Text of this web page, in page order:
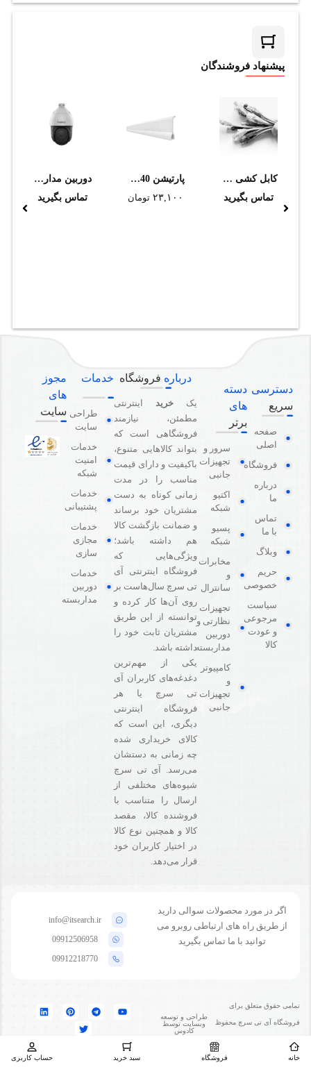
پیشنهاد فروشندگان
کابل کشی شبکه در شرایط نرمال محیطی بدون ارتفاع
تماس بگیرید
پارتيشن P40 دانوب
۲۳,۱۰۰ تومان
دوربین مداربسته تحت شبکه تیاندی مدل TC-H324S 23X/I/E/V3.0
تماس بگیرید
دسترسی
سریع
صفحه
اصلی
فروشگاه
درباره
ما
تماس
با ما
وبلاگ
حریم
خصوصی
سیاست
مرجوعی
و عودت
کالا
دسته
های
برتر
سرور و
تجهیزات
جانبی
اکتیو
شبکه
پسیو
شبکه
مخابرات
و
سانترال
تجهیزات
نظارتی و
دوربین
مداربسته
کامپیوتر
و
تجهیزات
جانبی
درباره فروشگاه
یک خریداینترنتی
مطمئن، نیازمند
فروشگاهی است که
بتواند کالاهایی متنوع،
باکیفیت و دارای قیمت
مناسب را در مدت
زمانی کوتاه به دست
مشتریان خود برساند
و ضمانت بازگشت کالا
هم داشته باشد؛
ویژگی‌هایی که
فروشگاه اینترنتی آی
تی سرچ سال‌هاست بر
روی آن‌ها کار کرده و
توانسته از این طریق
مشتریان ثابت خود را
داشته باشد.
یکی از مهم‌ترین
دغدغه‌های کاربران آی
تی سرچ یا هر
فروشگاه‌ اینترنتی
دیگری، این است که
کالای خریداری شده
چه زمانی به دستشان
می‌رسد. آی تی سرچ
شیوه‌های مختلفی از
ارسال را متناسب با
فروشنده کالا،‌ مقصد
کالا و همچنین نوع کالا
در اختیار کاربران خود
قرار می‌دهد.
خدمات
طراحی
سایت
خدمات
امنیت
شبکه
خدمات
پشتیبانی
خدمات
مجازی
سازی
خدمات
دوربین
مداربسته
مجوز
های
سایت
اگر در مورد محصولات سوالی دارید
از طریق راه های ارتباطی روبرو می
توانید با ما تماس بگیرید
info@itsearch.ir
09912506958
09912218770
تمامی حقوق متعلق برای
فروشگاه آی تی سرچ محفوظ
طراحی و توسعه
وبسایت توسط
کادوس
خانه فروشگاه سبد خرید حساب کاربری